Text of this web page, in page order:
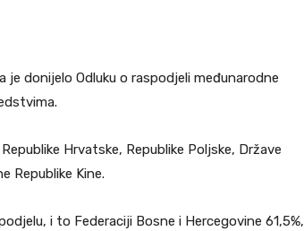
donijelo Odluku o raspodjeli međunarodne
Hrvatske, Republike Poljske, Države
Republike Kine.
i to Federaciji Bosne i Hercegovine 61,5%,